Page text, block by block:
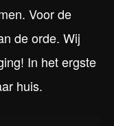
Voor de
de orde. Wij
In het ergste
huis.